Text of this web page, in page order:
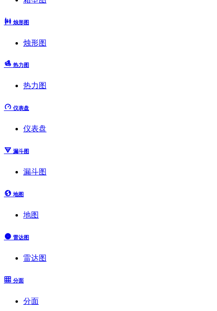
烛形图
烛形图
热力图
热力图
仪表盘
仪表盘
漏斗图
漏斗图
地图
地图
雷达图
雷达图
分面
分面